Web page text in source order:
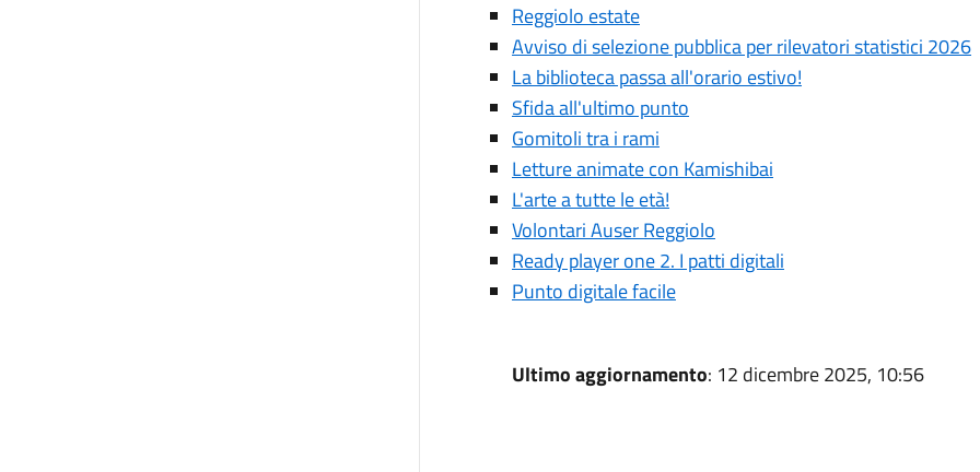
Reggiolo estate
Avviso di selezione pubblica per rilevatori statistici 2026
La biblioteca passa all'orario estivo!
Sfida all'ultimo punto
Gomitoli tra i rami
Letture animate con Kamishibai
L'arte a tutte le età!
Volontari Auser Reggiolo
Ready player one 2. I patti digitali
Punto digitale facile
Ultimo aggiornamento: 12 dicembre 2025, 10:56